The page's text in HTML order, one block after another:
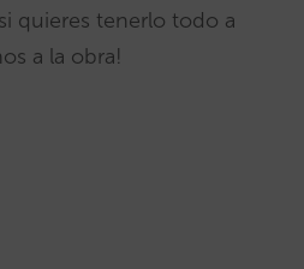
quieres tenerlo todo a
a la obra!